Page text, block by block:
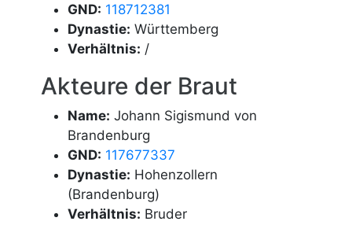
GND: 118712381
Dynastie: Württemberg
Verhältnis: /
Akteure der Braut
Name: Johann Sigismund von
Brandenburg
GND: 117677337
Dynastie: Hohenzollern
(Brandenburg)
Verhältnis: Bruder